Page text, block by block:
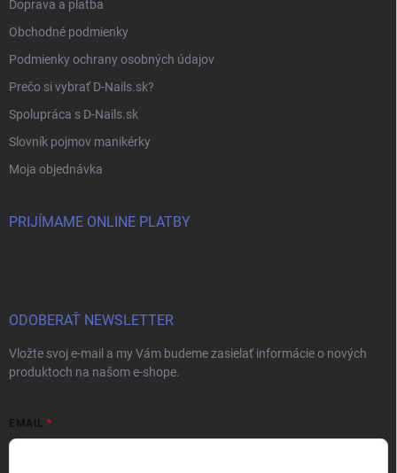
Doprava a platba
Obchodné podmienky
Podmienky ochrany osobných údajov
Prečo si vybrať D-Nails.sk?
Spolupráca s D-Nails.sk
Slovník pojmov manikérky
Moja objednávka
PRIJÍMAME ONLINE PLATBY
ODOBERAŤ NEWSLETTER
Vložte svoj e-mail a my Vám budeme zasielať informácie o nových
produktoch na našom e-shope.
EMAIL